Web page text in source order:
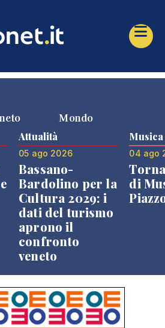
Mondo
Attualità
05 ago 2026
Bassano-
Bardolino per la
Cultura 2029: i
dati del turismo
aprono il
confronto
veneto
Musica
04 ago
di